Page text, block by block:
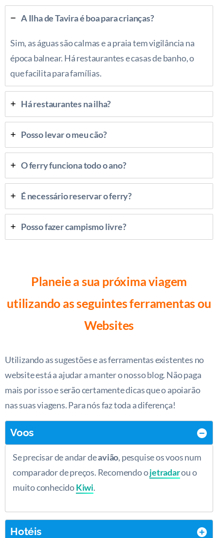
A Ilha de Tavira é boa para crianças?
Sim, as águas são calmas e a praia tem vigilância na
época balnear. Há restaurantes e casas de banho, o
que facilita para famílias.
Há restaurantes na ilha?
Posso levar o meu cão?
O ferry funciona todo o ano?
É necessário reservar o ferry?
Posso fazer campismo livre?
Planeie a sua próxima viagem
utilizando as seguintes ferramentas ou
Websites
Utilizando as sugestões e as ferramentas existentes no
website está a ajudar a manter o nosso blog. Não paga
mais por isso e serão certamente dicas que o apoiarão
nas suas viagens. Para nós faz toda a diferença!
Voos
Se precisar de andar deavião, pesquise os voos num
comparador de preços. Recomendo ojetradarou o
muito conhecidoKiwi.
Hotéis